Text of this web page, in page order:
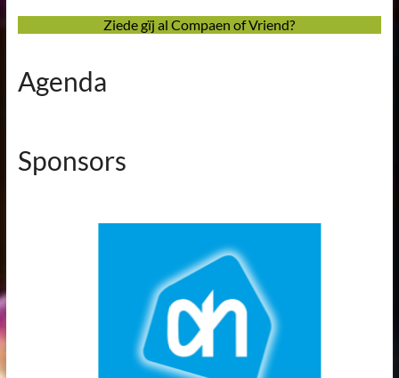
Ziede gïj al Compaen of Vriend?
Agenda
Sponsors